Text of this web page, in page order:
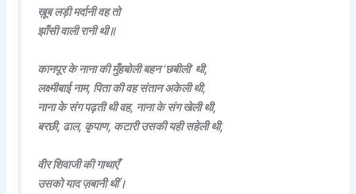
ख़ूब लड़ी मर्दानी वह तो
झाँसी वाली रानी थी॥
कानपूर के नाना की मुँहबोली बहन ‘छबीली’ थी,
लक्ष्मीबाई नाम, पिता की वह संतान अकेली थी,
नाना के संग पढ़ती थी वह, नाना के संग खेली थी,
बरछी, ढाल, कृपाण, कटारी उसकी यही सहेली थी,
वीर शिवाजी की गाथाएँ
उसको याद ज़बानी थीं।